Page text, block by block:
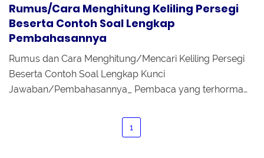
Rumus/Cara Menghitung Keliling Persegi
Beserta Contoh Soal Lengkap
Pembahasannya
Rumus dan Cara Menghitung/Mencari Keliling Persegi
Beserta Contoh Soal Lengkap Kunci
Jawaban/Pembahasannya_ Pembaca yang terhorma…
1